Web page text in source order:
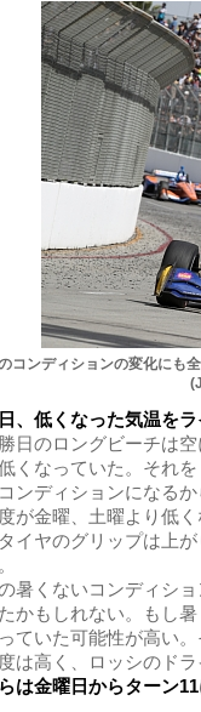
コンディションの変化にも
、低くなった気温を
日のロングビーチは空
くなっていた。それ
ンディションになる
が金曜、土曜より低
イヤのグリップは上
暑くないコンディショ
かもしれない。もし
ていた可能性が高い
は高く、ロッシのド
らは金曜日からターン